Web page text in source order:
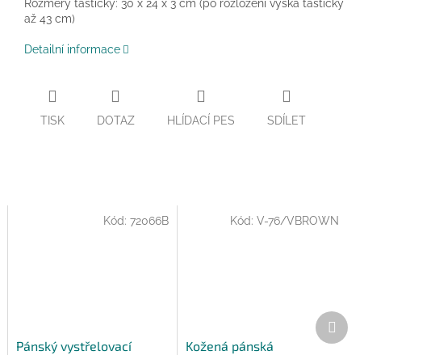
Rozměry taštičky: 30 x 24 x 3 cm (po rozložení výška taštičky
až 43 cm)
Detailní informace
TISK DOTAZ HLÍDACÍ PES SDÍLET
Pánský vystřelovací
Kód:72066B
Kožená pánská
Kód: V-76/VBROWN
Další
produkt